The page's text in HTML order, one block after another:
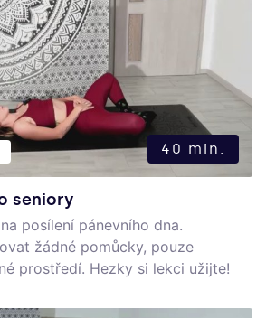
Tato lekce může být pro vás
která vám pomůže najít vnitřní
sebou samými.
40 min.
seniory
posílení pánevního dna.
žádné pomůcky, pouze
prostředí. Hezky si lekci užijte!